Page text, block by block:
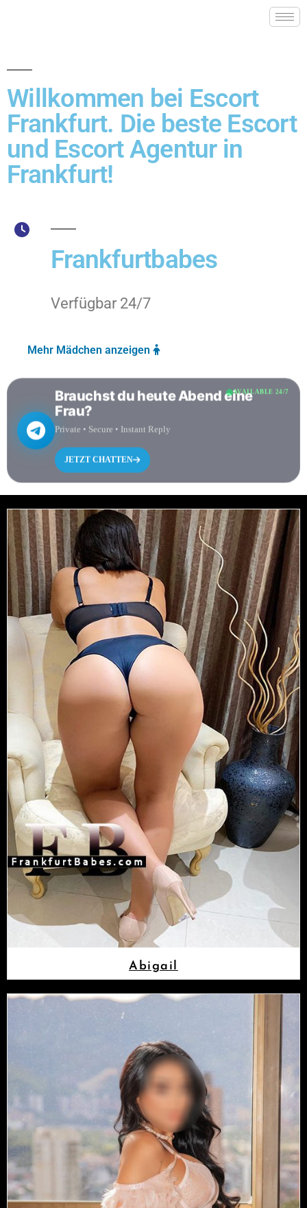
Willkommen bei Escort
Frankfurt. Die beste Escort
und Escort Agentur in
Frankfurt!
Frankfurtbabes
Verfügbar 24/7
Mehr Mädchen anzeigen
AVAILABLE 24/7
Brauchst du heute Abend eine
Frau?
Private • Secure • Instant Reply
JETZT CHATTEN
Abigail